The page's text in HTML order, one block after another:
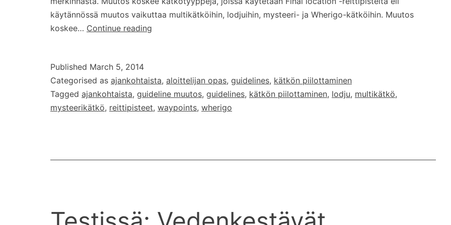
käytännössä muutos vaikuttaa multikätköihin, lodjuihin, mysteeri- ja Wherigo-kätköihin. Muutos
koskee… Continue reading
kätköissä
Published March 5, 2014
Categorised as ajankohtaista, aloittelijan opas, guidelines, kätkön piilottaminen
Tagged ajankohtaista, guideline muutos, guidelines, kätkön piilottaminen, lodju, multikätkö,
mysteerikätkö, reittipisteet, waypoints, wherigo